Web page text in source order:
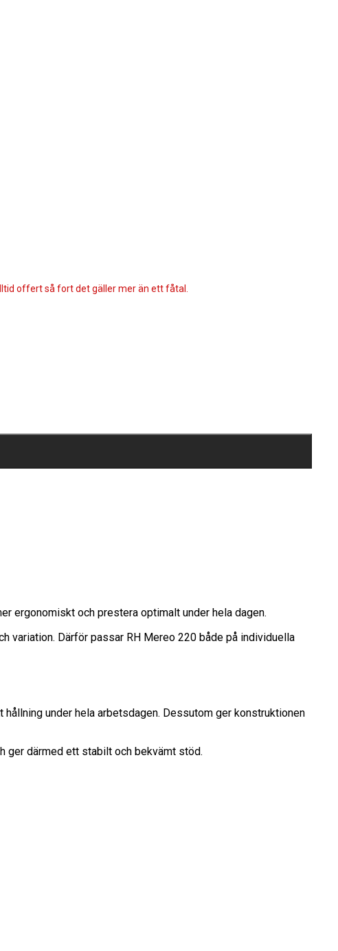
offert så fort det gäller mer än ett fåtal.
ergonomiskt och prestera optimalt under hela dagen.
variation. Därför passar RH Mereo 220 både på individuella
under hela arbetsdagen. Dessutom ger konstruktionen
ger därmed ett stabilt och bekvämt stöd.